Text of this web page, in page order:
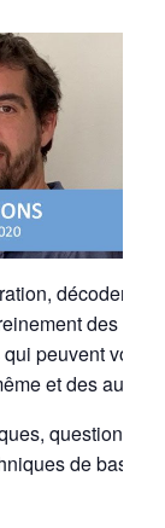
décoder
des
peuvent vous
et des autres.
questions
de base